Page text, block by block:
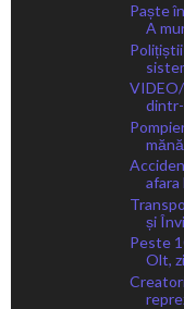
Paște
A
dintr-
afara
și
Peste
Olt,